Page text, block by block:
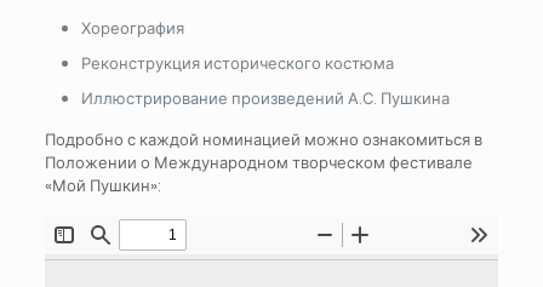
Хореография
Реконструкция исторического костюма
Иллюстрирование произведений А.С. Пушкина
Подробно с каждой номинацией можно ознакомиться в
Положении о Международном творческом фестивале
«Мой Пушкин»: